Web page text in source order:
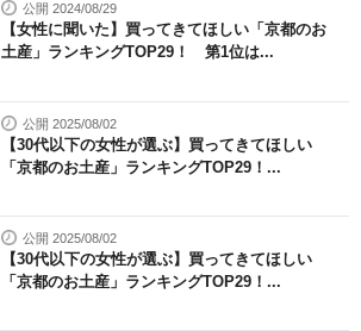
公開 2024/08/29
【女性に聞いた】買ってきてほしい「京都のお
土産」ランキングTOP29！ 第1位は...
公開 2025/08/02
【30代以下の女性が選ぶ】買ってきてほしい
「京都のお土産」ランキングTOP29！...
公開 2025/08/02
【30代以下の女性が選ぶ】買ってきてほしい
「京都のお土産」ランキングTOP29！...